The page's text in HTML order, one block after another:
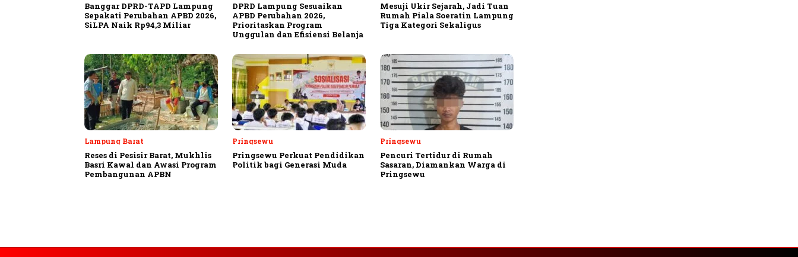
Banggar DPRD-TAPD Lampung
Sepakati Perubahan APBD 2026,
SiLPA Naik Rp94,3 Miliar
DPRD Lampung Sesuaikan
APBD Perubahan 2026,
Prioritaskan Program
Unggulan dan Efisiensi Belanja
Mesuji Ukir Sejarah, Jadi Tuan
Rumah Piala Soeratin Lampung
Tiga Kategori Sekaligus
Lampung Barat
Reses di Pesisir Barat, Mukhlis
Basri Kawal dan Awasi Program
Pembangunan APBN
Pringsewu
Pringsewu Perkuat Pendidikan
Politik bagi Generasi Muda
Pringsewu
Pencuri Tertidur di Rumah
Sasaran, Diamankan Warga di
Pringsewu